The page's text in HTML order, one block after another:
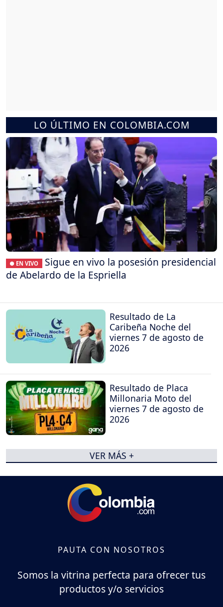
LO ÚLTIMO EN COLOMBIA.COM
● EN VIVO
Sigue en vivo la posesión presidencial
de Abelardo de la Espriella
Resultado de La
Caribeña Noche del
viernes 7 de agosto de
2026
Resultado de Placa
Millonaria Moto del
viernes 7 de agosto de
2026
VER MÁS +
PAUTA CON NOSOTROS
Somos la vitrina perfecta para ofrecer tus
productos y/o servicios